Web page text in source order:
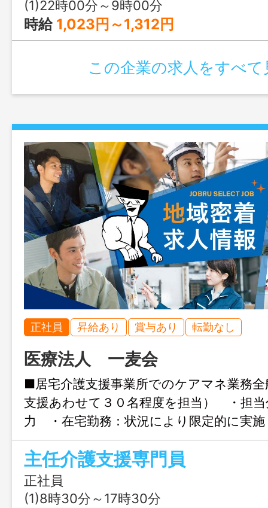
(1)22時00分～9時00分
時給 1,023円～1,312円
この企業の求人をすべて
正社員 昇給あり 賞与あり 転勤なし
医療法人 一麦会
■居宅介護支援事業所でのケアマネ業務全
支援あわせて３０名程度を担当） ・担当
力 ・在宅勤務：状況により限定的
範囲：変更なし」
主任介護支援専門員
正社員
(1)8時30分～17時30分